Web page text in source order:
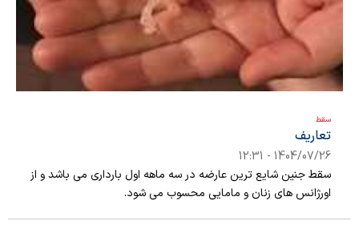
سقط
تعاریف
1404/07/26 - 12:31
سقط جنین شایع ترین عارضه در سه ماهه اول بارداری می باشد و از
اورژانس های زنان و مامایی محسوب می شود.